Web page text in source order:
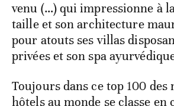
venu (…) qui impressionne à
taille et son architecture
pour atouts ses villas
privées et son spa
Toujours dans ce top 100
hôtels au monde se classe en